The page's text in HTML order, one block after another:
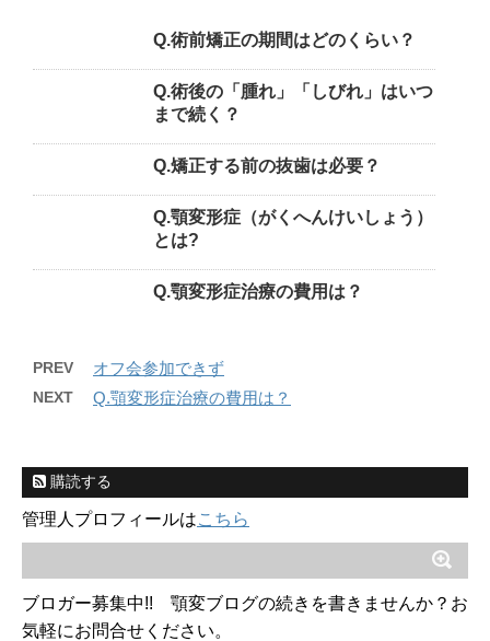
Q.術前矯正の期間はどのくらい？
Q.術後の「腫れ」「しびれ」はいつ
まで続く？
Q.矯正する前の抜歯は必要？
Q.顎変形症（がくへんけいしょう）
とは?
Q.顎変形症治療の費用は？
PREV オフ会参加できず
NEXT Q.顎変形症治療の費用は？
購読する
管理人プロフィールはこちら
ブロガー募集中!! 顎変ブログの続きを書きませんか？お
気軽にお問合せください。